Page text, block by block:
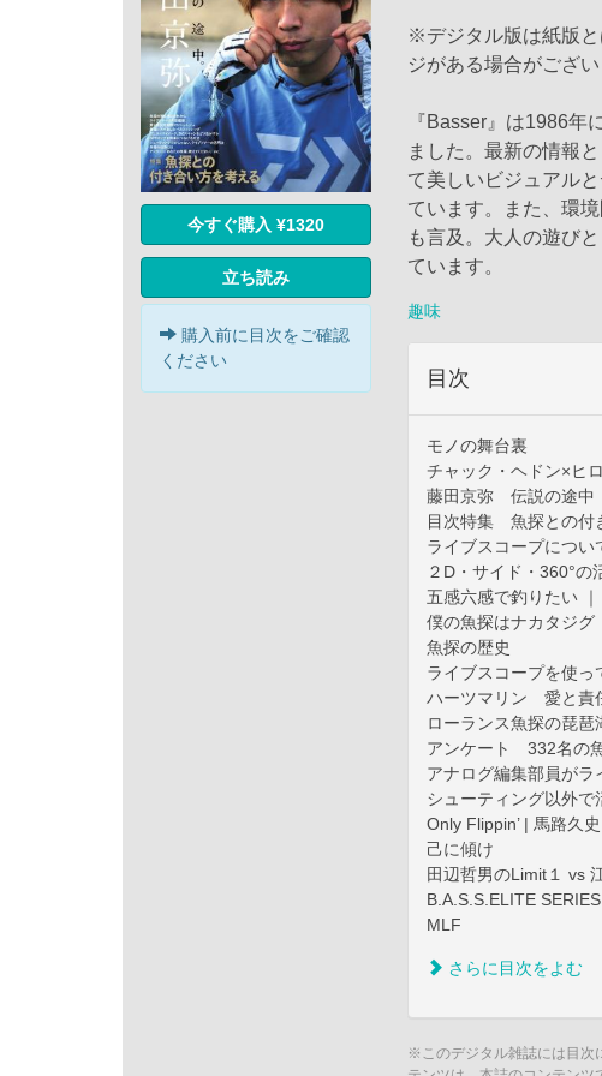
今すぐ購入 ¥1320
立ち読み
購入前に目次をご確認
ください
※デジタル版は紙版
ジがある場合がござい
『Basser』は1986年
ました。最新の情報
て美しいビジュアル
ています。また、環
も言及。大人の遊び
ています。
趣味
目次
モノの舞台裏
チャック・ヘドン×ヒ
藤田京弥 伝説の途中
目次特集 魚探との付
ライブスコープについ
２D・サイド・360°の
五感六感で釣りたい
僕の魚探はナカタジグ
魚探の歴史
ライブスコープを使
ハーツマリン 愛と責
ローランス魚探の琵
アンケート 332名の
アナログ編集部員がラ
シューティング以外
Only Flippin’ | 馬路久史
己に傾け
田辺哲男のLimit１ vs
B.A.S.S.ELITE SERIES
MLF
さらに目次をよむ
※このデジタル雑誌には目次